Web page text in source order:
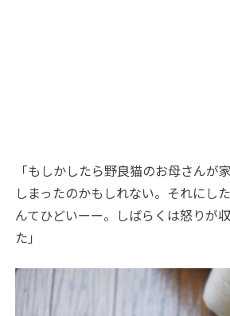
「もしかしたら野良猫のお母さんが
しまったのかもしれない。それにし
んてひどいーー。しばらくは怒りが
た」